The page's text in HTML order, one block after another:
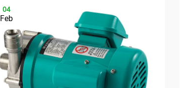
04
Feb